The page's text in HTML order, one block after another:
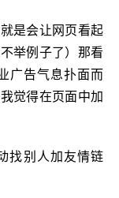
是会让网页看起
举例子了）那看
广告气息扑面而
觉得在页面中加
找别人加友情链